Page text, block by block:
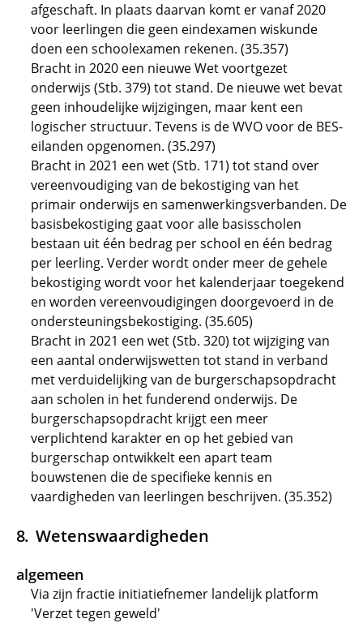
afgeschaft. In plaats daarvan komt er vanaf 2020
voor leerlingen die geen eindexamen wiskunde
doen een schoolexamen rekenen. (35.357)
Bracht in 2020 een nieuwe Wet voortgezet
onderwijs (Stb. 379) tot stand. De nieuwe wet bevat
geen inhoudelijke wijzigingen, maar kent een
logischer structuur. Tevens is de WVO voor de BES-
eilanden opgenomen. (35.297)
Bracht in 2021 een wet (Stb. 171) tot stand over
vereenvoudiging van de bekostiging van het
primair onderwijs en samenwerkingsverbanden. De
basisbekostiging gaat voor alle basisscholen
bestaan uit één bedrag per school en één bedrag
per leerling. Verder wordt onder meer de gehele
bekostiging wordt voor het kalenderjaar toegekend
en worden vereenvoudigingen doorgevoerd in de
ondersteuningsbekostiging. (35.605)
Bracht in 2021 een wet (Stb. 320) tot wijziging van
een aantal onderwijswetten tot stand in verband
met verduidelijking van de burgerschapsopdracht
aan scholen in het funderend onderwijs. De
burgerschapsopdracht krijgt een meer
verplichtend karakter en op het gebied van
burgerschap ontwikkelt een apart team
bouwstenen die de specifieke kennis en
vaardigheden van leerlingen beschrijven. (35.352)
Wetenswaardigheden
algemeen
Via zijn fractie initiatiefnemer landelijk platform
'Verzet tegen geweld'